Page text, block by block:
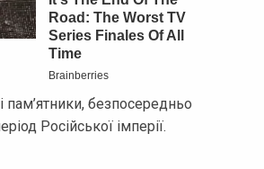
безпосередньо
Російської імперії.